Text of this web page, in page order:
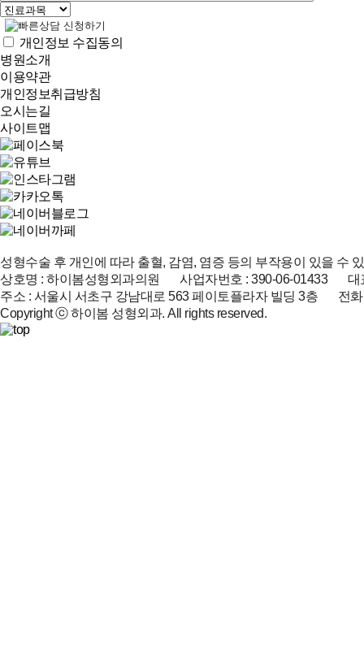
개인정보 수집동의
병원소개
이용약관
개인정보취급방침
오시는길
사이트맵
성형수술 후 개인에 따라 출혈, 감염, 염증 등의 부작용이 있을 수
상호명 : 하이봄성형외과의원 사업자번호 : 390-06-01433 대
주소 : 서울시 서초구 강남대로 563 페이토플라자 빌딩 3층 전
Copyright ⓒ 하이봄 성형외과. All rights reserved.